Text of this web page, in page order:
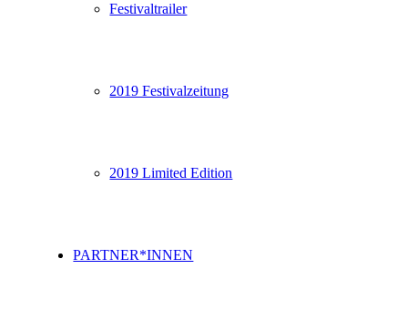
Festivaltrailer
2019 Festivalzeitung
2019 Limited Edition
PARTNER*INNEN